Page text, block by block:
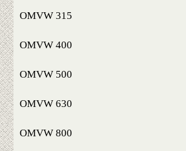
OMVW 315
OMVW 400
OMVW 500
OMVW 630
OMVW 800